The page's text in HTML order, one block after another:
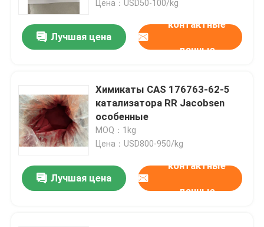
катализатор
Цена：USD50-100/kg
Лучшая цена
контактные
данные
Химикаты CAS 176763-62-5
катализатора RR Jacobsen
особенные
MOQ：1kg
Цена：USD800-950/kg
Лучшая цена
контактные
данные